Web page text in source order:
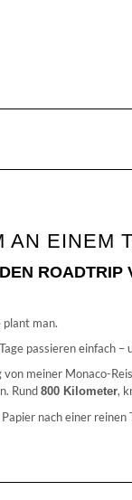
AN EINEM
ROADTRIP
plant man.
passieren einfach –
von meiner Monaco-
Rund800 Kilometer,
nach einer